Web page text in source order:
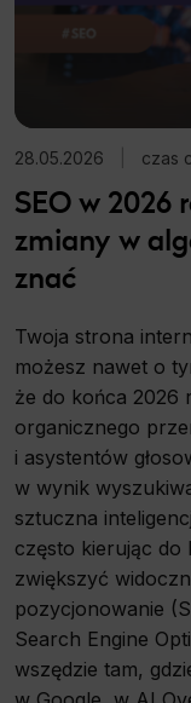
28.05.2026 czas
SEO w 2026
zmiany w
znać
Twoja strona
możesz nawet o
że do końca 2026
organicznego
i asystentów
w wynik
sztuczna
często kierując do
zwiększyć
pozycjonowanie
Search Engine
wszędzie tam,